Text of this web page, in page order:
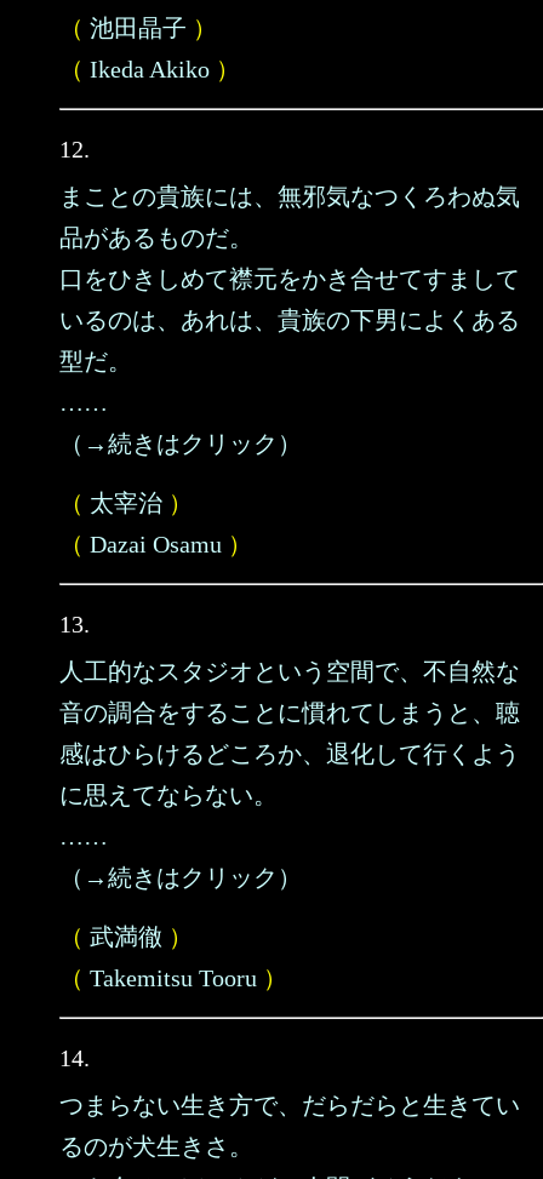
（ 池田晶子 ）
（ Ikeda Akiko ）
12.
まことの貴族には、無邪気なつくろわぬ気
品があるものだ。
口をひきしめて襟元をかき合せてすまして
いるのは、あれは、貴族の下男によくある
型だ。
……
（→続きはクリック）
（ 太宰治 ）
（ Dazai Osamu ）
13.
人工的なスタジオという空間で、不自然な
音の調合をすることに慣れてしまうと、聴
感はひらけるどころか、退化して行くよう
に思えてならない。
……
（→続きはクリック）
（ 武満徹 ）
（ Takemitsu Tooru ）
14.
つまらない生き方で、だらだらと生きてい
るのが犬生きさ。